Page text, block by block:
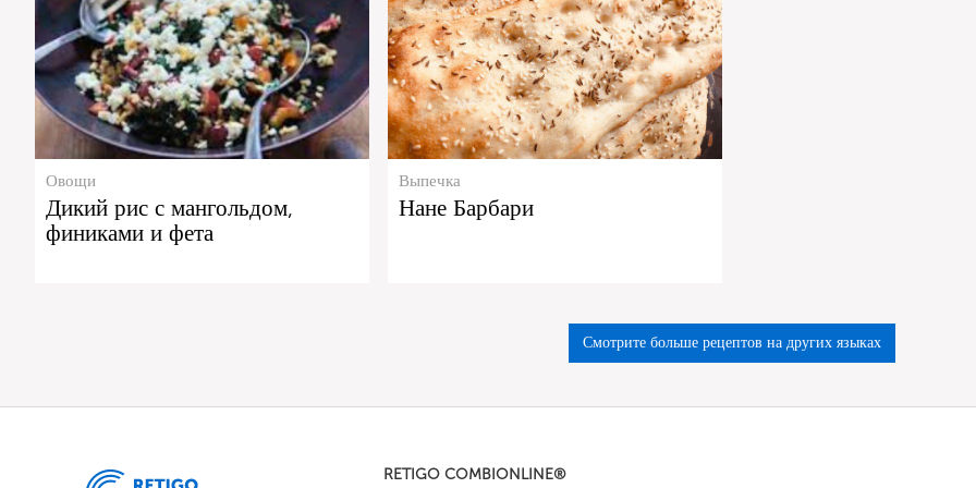
Овощи
Дикий рис с мангольдом,
финиками и фета
Выпечка
Нане Барбари
Смотрите больше рецептов на других языках
RETIGO COMBIONLINE®